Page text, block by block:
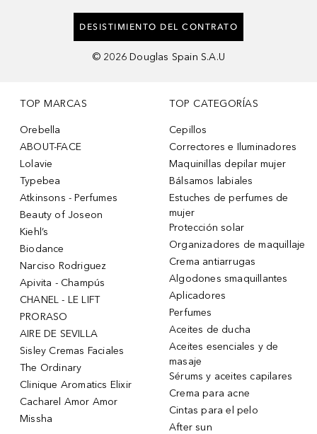
DESISTIMIENTO DEL CONTRATO
© 2026 Douglas Spain S.A.U
TOP MARCAS
Orebella
ABOUT-FACE
Lolavie
Typebea
Atkinsons - Perfumes
Beauty of Joseon
Kiehl’s
Biodance
Narciso Rodriguez
Apivita - Champús
CHANEL - LE LIFT
PRORASO
AIRE DE SEVILLA
Sisley Cremas Faciales
The Ordinary
Clinique Aromatics Elixir
Cacharel Amor Amor
Missha
TOP CATEGORÍAS
Cepillos
Correctores e Iluminadores
Maquinillas depilar mujer
Bálsamos labiales
Estuches de perfumes de
mujer
Protección solar
Organizadores de maquillaje
Crema antiarrugas
Algodones smaquillantes
Aplicadores
Perfumes
Aceites de ducha
Aceites esenciales y de
masaje
Sérums y aceites capilares
Crema para acne
Cintas para el pelo
After sun